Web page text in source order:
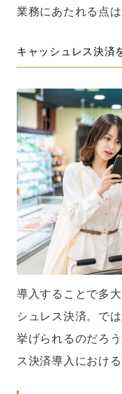
業務にあたれる点
キャッシュレス決済
導入することで多
シュレス決済。で
挙げられるのだろ
ス決済導入におけ